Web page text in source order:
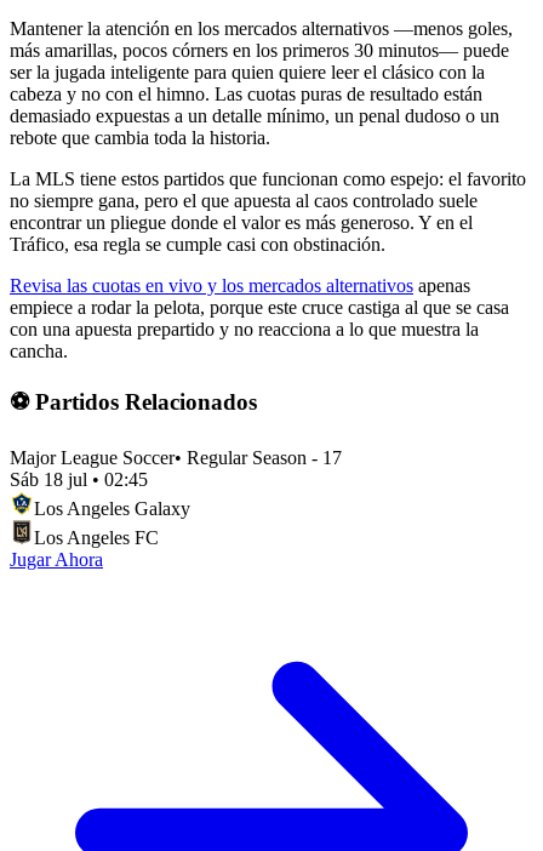
Mantener la atención en los mercados alternativos —menos goles,
más amarillas, pocos córners en los primeros 30 minutos— puede
ser la jugada inteligente para quien quiere leer el clásico con la
cabeza y no con el himno. Las cuotas puras de resultado están
demasiado expuestas a un detalle mínimo, un penal dudoso o un
rebote que cambia toda la historia.
La MLS tiene estos partidos que funcionan como espejo: el favorito
no siempre gana, pero el que apuesta al caos controlado suele
encontrar un pliegue donde el valor es más generoso. Y en el
Tráfico, esa regla se cumple casi con obstinación.
Revisa las cuotas en vivo y los mercados alternativos apenas
empiece a rodar la pelota, porque este cruce castiga al que se casa
con una apuesta prepartido y no reacciona a lo que muestra la
cancha.
⚽ Partidos Relacionados
Major League Soccer• Regular Season - 17
Sáb 18 jul • 02:45
Los Angeles Galaxy
Los Angeles FC
Jugar Ahora